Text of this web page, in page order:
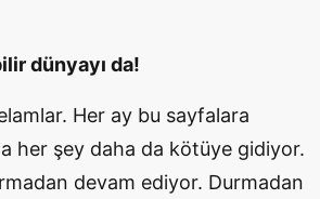
dünyayı da!
Her ay bu sayfalara
her şey daha da kötüye gidiyor.
devam ediyor. Durmadan